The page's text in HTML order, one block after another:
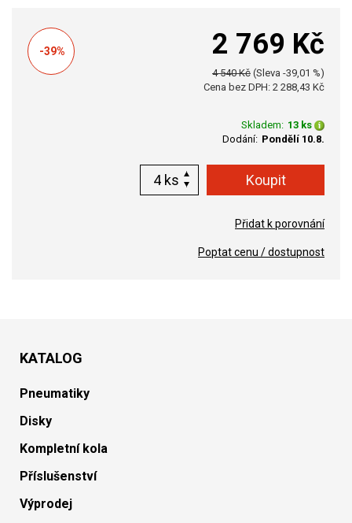
-39% 2 769 Kč
4 540 Kč (Sleva -39,01 %)
Cena bez DPH: 2 288,43 Kč
Skladem: 13 ks
Dodání: Pondělí 10.8.
ks
Přidat k porovnání
Poptat cenu / dostupnost
KATALOG
Pneumatiky
Disky
Kompletní kola
Příslušenství
Výprodej